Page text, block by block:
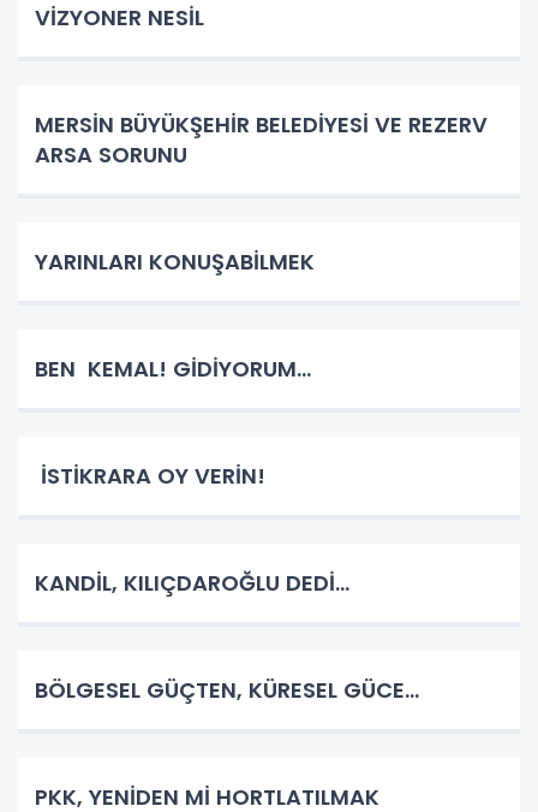
VİZYONER NESİL
MERSİN BÜYÜKŞEHİR BELEDİYESİ VE REZERV
ARSA SORUNU
YARINLARI KONUŞABİLMEK
BEN KEMAL! GİDİYORUM…
İSTİKRARA OY VERİN!
KANDİL, KILIÇDAROĞLU DEDİ…
BÖLGESEL GÜÇTEN, KÜRESEL GÜCE…
PKK, YENİDEN Mİ HORTLATILMAK